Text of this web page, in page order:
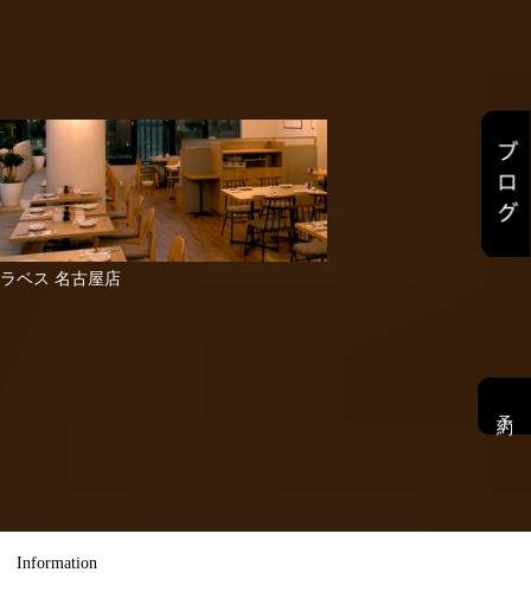
ベス 名古屋店
Information